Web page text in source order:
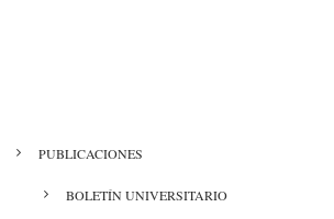
MENÚ
PUBLICACIONES
BOLETÍN UNIVERSITARIO